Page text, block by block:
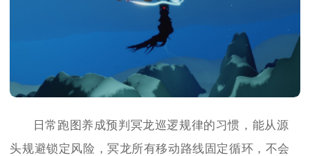
日常跑图养成预判冥龙巡逻规律的习惯，能从源
头规避锁定风险，冥龙所有移动路线固定循环，不会